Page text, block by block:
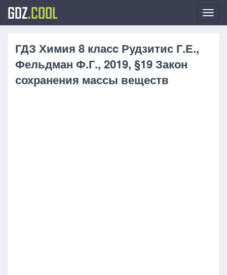
GDZ.COOL
ГДЗ Химия 8 класc Рудзитис Г.Е.,
Фельдман Ф.Г., 2019, §19 Закон
сохранения массы веществ